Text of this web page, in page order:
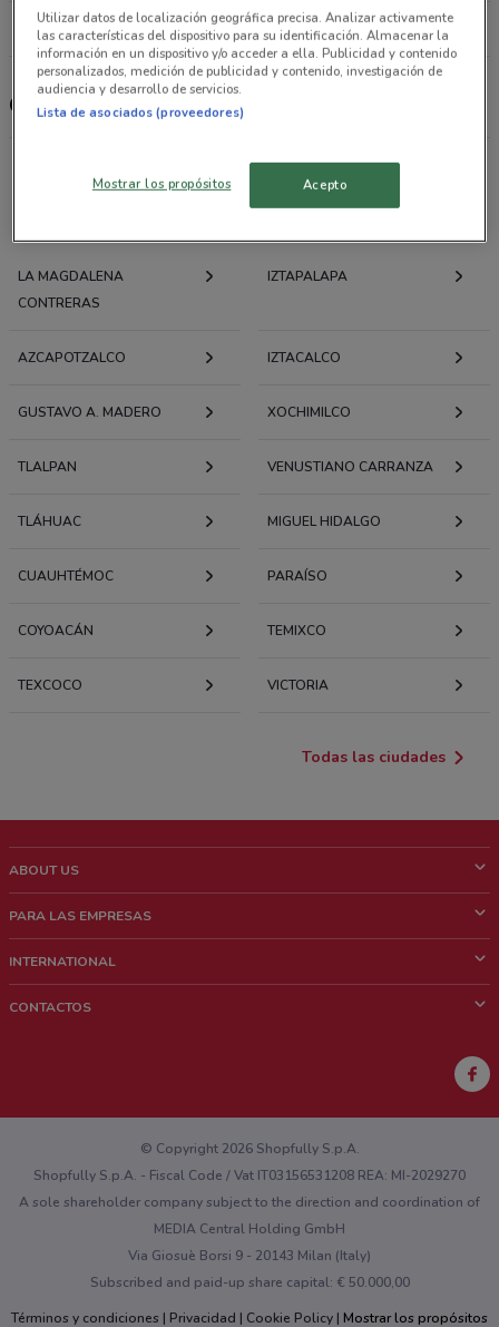
Todas las tiendas Go Mart
Go Mart
Ofertas folletos y catálogos por ciudad a tu
LA MAGDALENA
CONTRERAS
IZTAPALAPA
AZCAPOTZALCO IZTACALCO
GUSTAVO A. MADERO XOCHIMILCO
TLALPAN VENUSTIANO CARRANZA
TLÁHUAC MIGUEL HIDALGO
CUAUHTÉMOC PARAÍSO
COYOACÁN TEMIXCO
TEXCOCO VICTORIA
Todas las ciudades
ABOUT US
¿Quiénes Somos?
Trabaja con nosotros
PARA LAS EMPRESAS
Contacto comercial
INTERNATIONAL
CONTACTOS
¿Encontraste un problema en la web o en la aplicación?
© Copyright 2026 Shopfully S.p.A.
Shopfully S.p.A. - Fiscal Code / Vat IT03156531208 REA: MI-2029270
A sole shareholder company subject to the direction and coordination of
MEDIA Central Holding GmbH
Via Giosuè Borsi 9 - 20143 Milan (Italy)
Subscribed and paid-up share capital: € 50.000,00
Términos y condiciones
Privacidad Cookie Policy Mostrar los propósitos
Utilizar datos de localización geográfica precisa. Analizar activamente
las características del dispositivo para su identificación. Almacenar la
información en un dispositivo y/o acceder a ella. Publicidad y contenido
personalizados, medición de publicidad y contenido, investigación de
audiencia y desarrollo de servicios.
Lista de asociados (proveedores)
Mostrar los propósitos Acepto